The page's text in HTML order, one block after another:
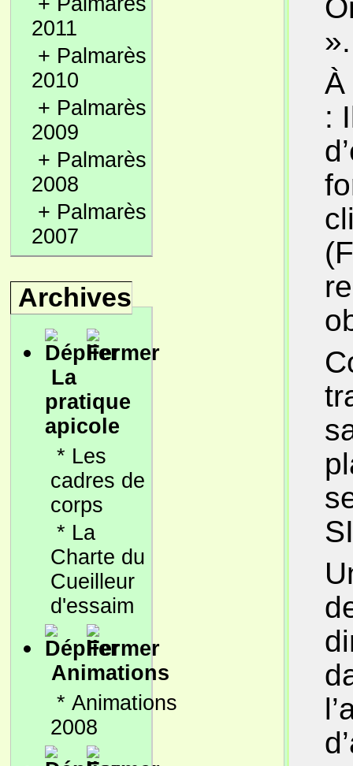
2011
+ Palmarès
2010
+ Palmarès
2009
+ Palmarès
2008
+ Palmarès
2007
Archives
La
pratique
apicole
* Les
cadres de
corps
* La
Charte du
Cueilleur
d'essaim
Animations
* Animations
2008
».
À
: